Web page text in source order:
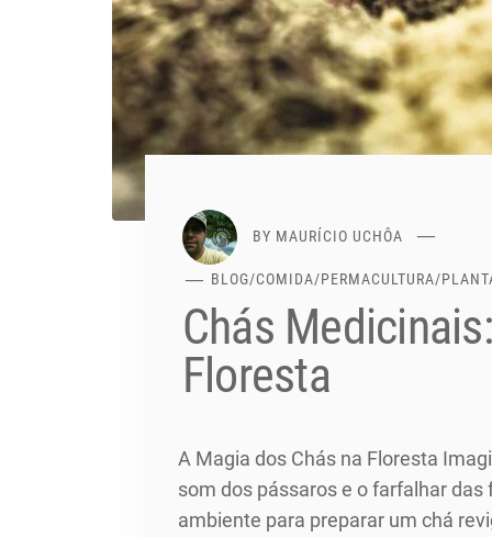
BY MAURÍCIO UCHÔA
BLOG/COMIDA/PERMACULTURA/
Chás
Floresta
A Magia dos Chás na Floresta
som dos pássaros e o farfalhar
ambiente para preparar um chá